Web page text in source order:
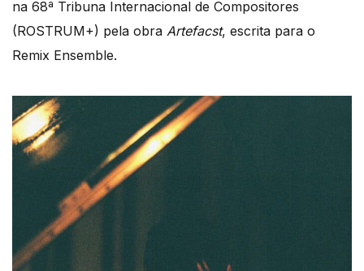
na 68ª Tribuna Internacional de Compositores
(ROSTRUM+) pela obra Artefacst, escrita para o
Remix Ensemble.